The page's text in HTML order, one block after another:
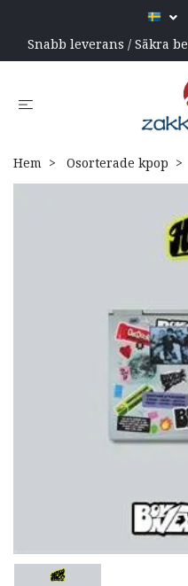
Snabb leverans / Säkra
Hem Osorterade kpop